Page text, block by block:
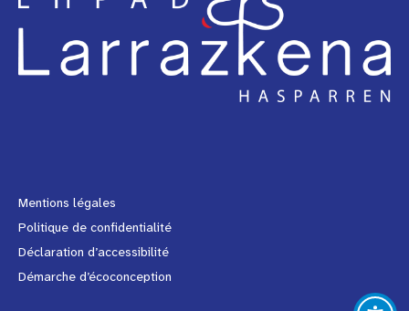
Mentions légales
Politique de confidentialité
Déclaration d’accessibilité
Démarche d’écoconception